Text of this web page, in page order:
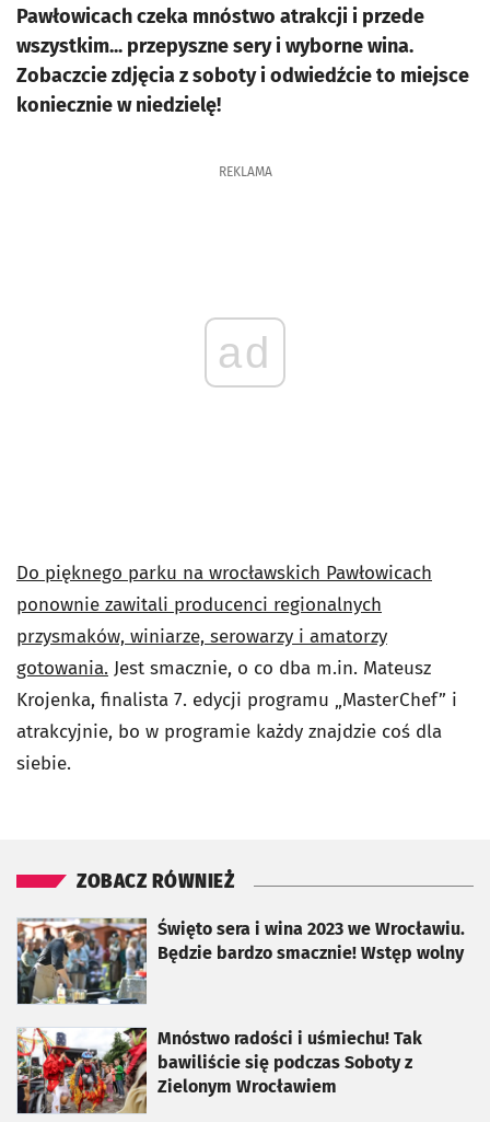
Pawłowicach czeka mnóstwo atrakcji i przede
wszystkim... przepyszne sery i wyborne wina.
Zobaczcie zdjęcia z soboty i odwiedźcie to miejsce
koniecznie w niedzielę!
REKLAMA
ad
Do pięknego parku na wrocławskich Pawłowicach
ponownie zawitali producenci regionalnych
przysmaków, winiarze, serowarzy i amatorzy
gotowania. Jest smacznie, o co dba m.in. Mateusz
Krojenka, finalista 7. edycji programu „MasterChef” i
atrakcyjnie, bo w programie każdy znajdzie coś dla
siebie.
ZOBACZ RÓWNIEŻ
Święto sera i wina 2023 we Wrocławiu.
Będzie bardzo smacznie! Wstęp wolny
otworzy się w nowej karcie
Mnóstwo radości i uśmiechu! Tak
bawiliście się podczas Soboty z
Zielonym Wrocławiem
otworzy się w nowej karcie